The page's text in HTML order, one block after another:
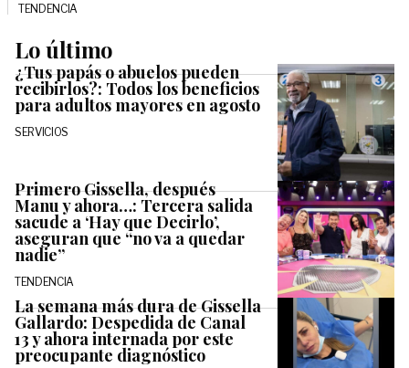
TENDENCIA
Lo último
¿Tus papás o abuelos pueden
recibirlos?: Todos los beneficios
para adultos mayores en agosto
SERVICIOS
Primero Gissella, después
Manu y ahora…: Tercera salida
sacude a ‘Hay que Decirlo’,
aseguran que “no va a quedar
nadie”
TENDENCIA
La semana más dura de Gissella
Gallardo: Despedida de Canal
13 y ahora internada por este
preocupante diagnóstico